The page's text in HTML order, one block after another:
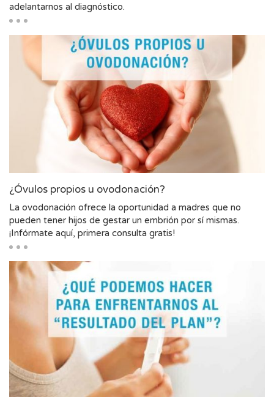
adelantarnos al diagnóstico.
¿Óvulos propios u ovodonación?
La ovodonación ofrece la oportunidad a madres que no
pueden tener hijos de gestar un embrión por sí mismas.
¡Infórmate aquí, primera consulta gratis!